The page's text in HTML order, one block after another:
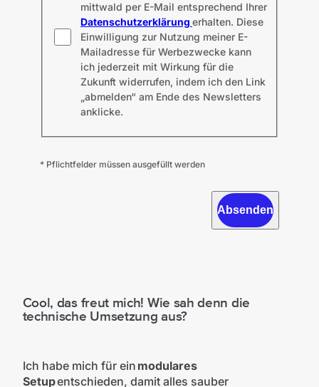
mittwald per E-Mail entsprechend Ihrer
Datenschutzerklärung erhalten. Diese
Einwilligung zur Nutzung meiner E-
Mailadresse für Werbezwecke kann
ich jederzeit mit Wirkung für die
Zukunft widerrufen, indem ich den Link
„abmelden“ am Ende des Newsletters
anklicke.
* Pflichtfelder müssen ausgefüllt werden
Absenden
Cool, das freut mich! Wie sah denn die
technische Umsetzung aus?
Ich habe mich für ein modulares
Setupentschieden, damit alles sauber